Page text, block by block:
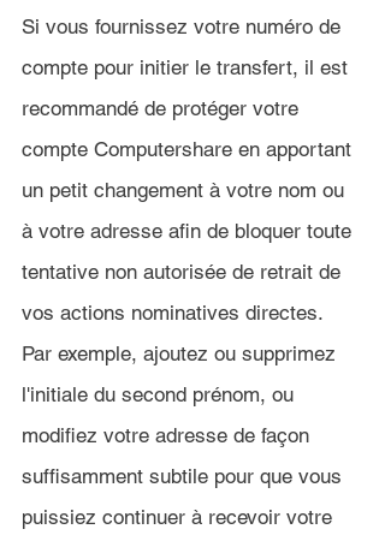
Si vous fournissez votre numéro de
compte pour initier le transfert, il est
recommandé de protéger votre
compte Computershare en apportant
un petit changement à votre nom ou
à votre adresse afin de bloquer toute
tentative non autorisée de retrait de
vos actions nominatives directes.
Par exemple, ajoutez ou supprimez
l'initiale du second prénom, ou
modifiez votre adresse de façon
suffisamment subtile pour que vous
puissiez continuer à recevoir votre